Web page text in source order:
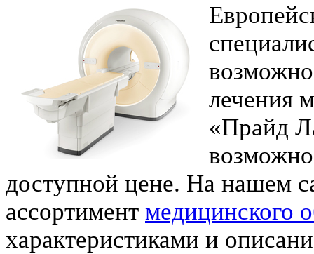
лечения
«Прайд
доступной цене. На нашем
ассортимент медицинского
характеристиками и